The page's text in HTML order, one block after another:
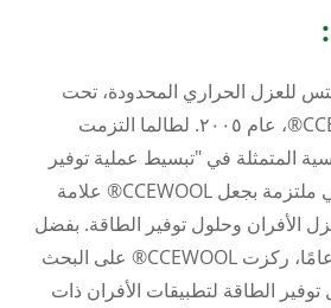
للعزل الحراري المحدودة، تحت
العلامة التجارية CCEWOOL®، عام ٢٠٠٥. لطالما التزمت
المتمثلة في "تبسيط عملية توفير
الطاقة في الأفران"، وهي ملتزمة بجعل CCEWOOL® علامة
الأفران وحلول توفير الطاقة. بفضل
خبرتها التي تزيد عن ٢٠ عامًا، ركزت CCEWOOL® على البحث
الطاقة لتطبيقات الأفران ذات